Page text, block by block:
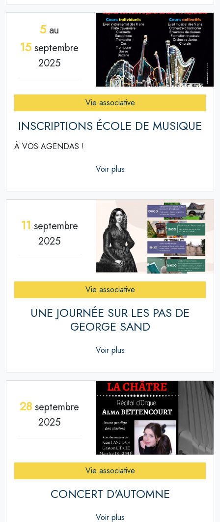
5 au
15 septembre
2025
Vie associative
INSCRIPTIONS ÉCOLE DE MUSIQUE
À VOS AGENDAS !
Voir plus
11 septembre
2025
Vie associative
UNE JOURNÉE SUR LES PAS DE
GEORGE SAND
Voir plus
28 septembre
2025
Vie associative
CONCERT D'AUTOMNE
Voir plus